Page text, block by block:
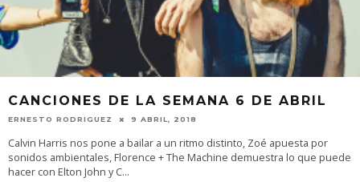
CANCIONES DE LA SEMANA 6 DE ABRIL
ERNESTO RODRIGUEZ 9 ABRIL, 2018
Calvin Harris nos pone a bailar a un ritmo distinto, Zoé apuesta por
sonidos ambientales, Florence + The Machine demuestra lo que puede
hacer con Elton John y C...